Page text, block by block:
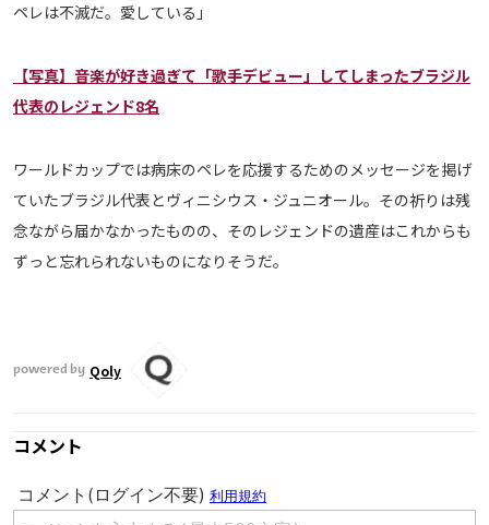
ペレは不滅だ。愛している」
【写真】音楽が好き過ぎて「歌手デビュー」してしまったブラジル
代表のレジェンド8名
ワールドカップでは病床のペレを応援するためのメッセージを掲げ
ていたブラジル代表とヴィニシウス・ジュニオール。その祈りは残
念ながら届かなかったものの、そのレジェンドの遺産はこれからも
ずっと忘れられないものになりそうだ。
powered by Qoly
コメント